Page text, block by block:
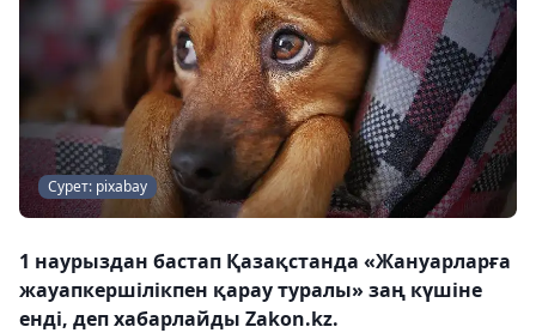
Сурет: pixabay
1 наурыздан бастап Қазақстанда «Жануарларға
жауапкершілікпен қарау туралы» заң күшіне
енді, деп хабарлайды Zakon.kz.